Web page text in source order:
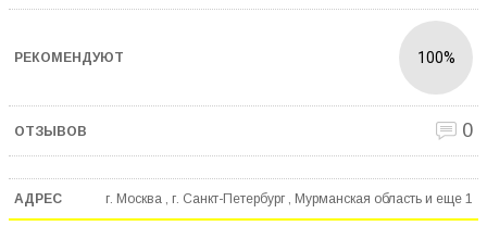
100%
0
г. Москва , г. Санкт-Петербург , Мурманская область и еще 1